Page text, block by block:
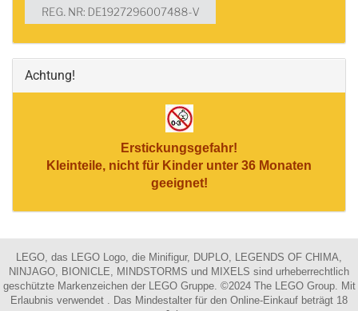
Achtung!
Erstickungsgefahr!
Kleinteile, nicht für Kinder unter 36 Monaten
geeignet!
LEGO, das LEGO Logo, die Minifigur, DUPLO, LEGENDS OF CHIMA,
NINJAGO, BIONICLE, MINDSTORMS und MIXELS sind urheberrechtlich
geschützte Markenzeichen der LEGO Gruppe. ©2024 The LEGO Group. Mit
Erlaubnis verwendet . Das Mindestalter für den Online-Einkauf beträgt 18